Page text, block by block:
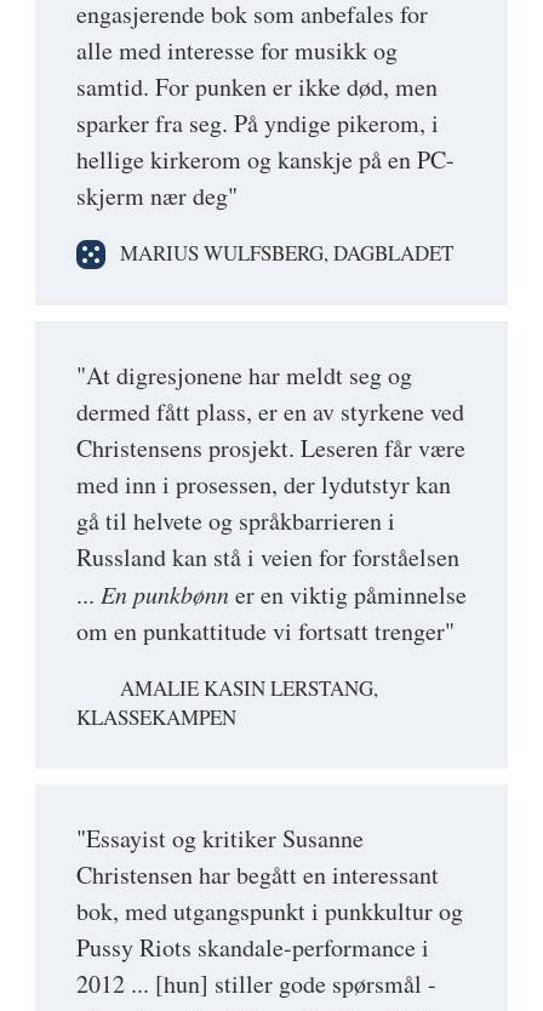
engasjerende bok som anbefales for
alle med interesse for musikk og
samtid. For punken er ikke død, men
sparker fra seg. På yndige pikerom, i
hellige kirkerom og kanskje på en PC-
skjerm nær deg"
MARIUS WULFSBERG, DAGBLADET
"At digresjonene har meldt seg og
dermed fått plass, er en av styrkene ved
Christensens prosjekt. Leseren får være
med inn i prosessen, der lydutstyr kan
gå til helvete og språkbarrieren i
Russland kan stå i veien for forståelsen
... En punkbønner en viktig påminnelse
om en punkattitude vi fortsatt trenger"
AMALIE KASIN LERSTANG,
KLASSEKAMPEN
"Essayist og kritiker Susanne
Christensen har begått en interessant
bok, med utgangspunkt i punkkultur og
Pussy Riots skandale-performance i
2012 ... [hun] stiller gode spørsmål -